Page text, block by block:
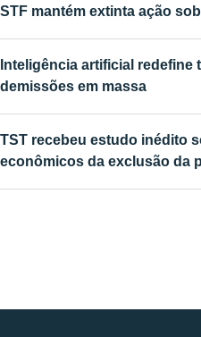
STF mantém extinta ação
Inteligência artificial
demissões em massa
TST recebeu estudo inédito
econômicos da exclusão da